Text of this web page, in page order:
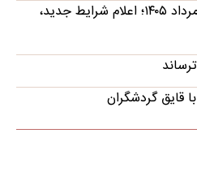
عرضه خودروهای وارداتی مرداد ۱۴۰۵؛ اعلام شرایط جدید،
قایق گردشگران